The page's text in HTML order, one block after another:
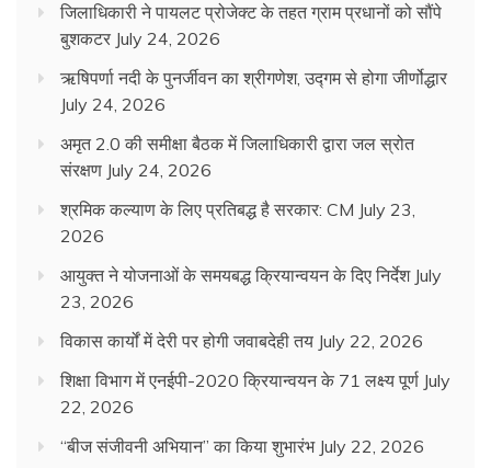
जिलाधिकारी ने पायलट प्रोजेक्ट के तहत ग्राम प्रधानों को सौंपे
बुशकटर July 24, 2026
ऋषिपर्णा नदी के पुनर्जीवन का श्रीगणेश, उद्गम से होगा जीर्णोद्धार
July 24, 2026
अमृत 2.0 की समीक्षा बैठक में जिलाधिकारी द्वारा जल स्रोत
संरक्षण July 24, 2026
श्रमिक कल्याण के लिए प्रतिबद्ध है सरकार: CM July 23,
2026
आयुक्त ने योजनाओं के समयबद्ध क्रियान्वयन के दिए निर्देश July
23, 2026
विकास कार्यों में देरी पर होगी जवाबदेही तय July 22, 2026
शिक्षा विभाग में एनईपी-2020 क्रियान्वयन के 71 लक्ष्य पूर्ण July
22, 2026
“बीज संजीवनी अभियान” का किया शुभारंभ July 22, 2026